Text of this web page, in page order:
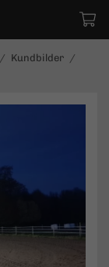
/ Kundbilder /